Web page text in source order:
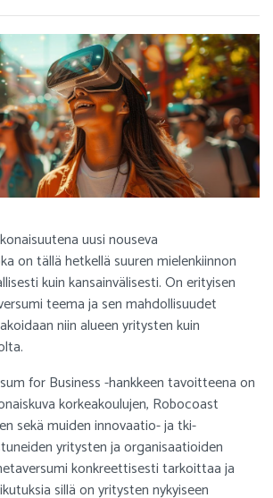
uusi nouseva
on tällä hetkellä suuren mielenkiinnon
kuin kansainvälisesti. On erityisen
teema ja sen mahdollisuudet
niin alueen yritysten kuin
for Business -hankkeen tavoitteena on
korkeakoulujen, Robocoast
sekä muiden innovaatio- ja tki-
yritysten ja organisaatioiden
konkreettisesti tarkoittaa ja
sillä on yritysten nykyiseen